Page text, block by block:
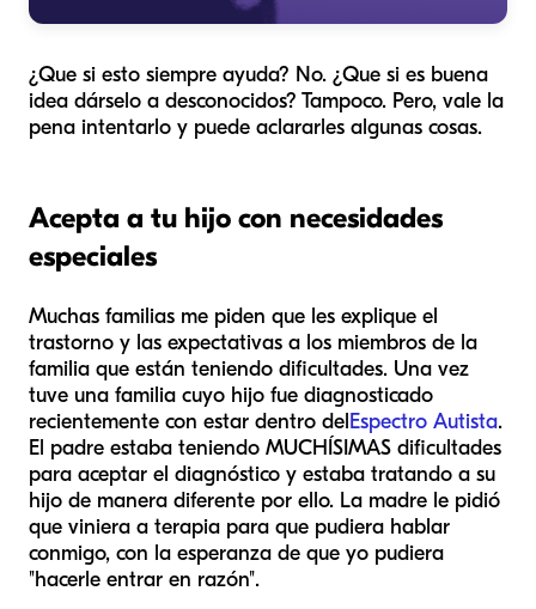
¿Que si esto siempre ayuda? No. ¿Que si es buena
idea dárselo a desconocidos? Tampoco. Pero, vale la
pena intentarlo y puede aclararles algunas cosas.
Acepta a tu hijo con necesidades
especiales
Muchas familias me piden que les explique el
trastorno y las expectativas a los miembros de la
familia que están teniendo dificultades. Una vez
tuve una familia cuyo hijo fue diagnosticado
recientemente con estar dentro del Espectro Autista.
El padre estaba teniendo MUCHÍSIMAS dificultades
para aceptar el diagnóstico y estaba tratando a su
hijo de manera diferente por ello. La madre le pidió
que viniera a terapia para que pudiera hablar
conmigo, con la esperanza de que yo pudiera
"hacerle entrar en razón".